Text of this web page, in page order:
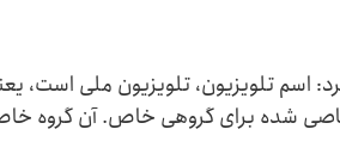
اسم تلویزیون، تلویزیون ملی است،
شده برای گروهی خاص. آن گروه